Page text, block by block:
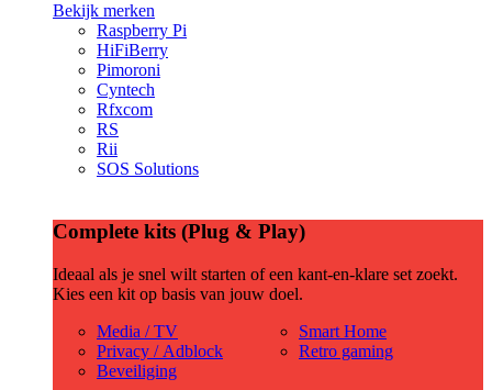
Bekijk merken
Raspberry Pi
HiFiBerry
Pimoroni
Cyntech
Rfxcom
RS
Rii
SOS Solutions
Complete kits (Plug & Play)
Ideaal als je snel wilt starten of een kant-en-klare set zoekt.
Kies een kit op basis van jouw doel.
Media / TV
Privacy / Adblock
Beveiliging
Smart Home
Retro gaming